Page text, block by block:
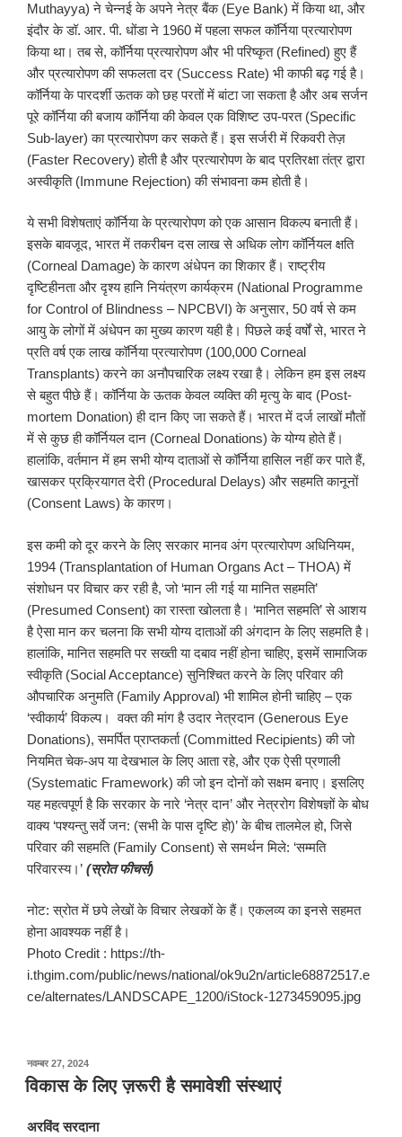
Muthayya) ने चेन्नई के अपने नेत्र बैंक (Eye Bank) में किया था, और
इंदौर के डॉ. आर. पी. धोंडा ने 1960 में पहला सफल कॉर्निया प्रत्यारोपण
किया था। तब से, कॉर्निया प्रत्यारोपण और भी परिष्कृत (Refined) हुए हैं
और प्रत्यारोपण की सफलता दर (Success Rate) भी काफी बढ़ गई है।
कॉर्निया के पारदर्शी ऊतक को छह परतों में बांटा जा सकता है और अब सर्जन
पूरे कॉर्निया की बजाय कॉर्निया की केवल एक विशिष्ट उप-परत (Specific
Sub-layer) का प्रत्यारोपण कर सकते हैं। इस सर्जरी में रिकवरी तेज़
(Faster Recovery) होती है और प्रत्यारोपण के बाद प्रतिरक्षा तंत्र द्वारा
अस्वीकृति (Immune Rejection) की संभावना कम होती है।
ये सभी विशेषताएं कॉर्निया के प्रत्यारोपण को एक आसान विकल्प बनाती हैं।
इसके बावजूद, भारत में तकरीबन दस लाख से अधिक लोग कॉर्नियल क्षति
(Corneal Damage) के कारण अंधेपन का शिकार हैं। राष्ट्रीय
दृष्टिहीनता और दृश्य हानि नियंत्रण कार्यक्रम (National Programme
for Control of Blindness – NPCBVI) के अनुसार, 50 वर्ष से कम
आयु के लोगों में अंधेपन का मुख्य कारण यही है। पिछले कई वर्षों से, भारत ने
प्रति वर्ष एक लाख कॉर्निया प्रत्यारोपण (100,000 Corneal
Transplants) करने का अनौपचारिक लक्ष्य रखा है। लेकिन हम इस लक्ष्य
से बहुत पीछे हैं। कॉर्निया के ऊतक केवल व्यक्ति की मृत्यु के बाद (Post-
mortem Donation) ही दान किए जा सकते हैं। भारत में दर्ज लाखों मौतों
में से कुछ ही कॉर्नियल दान (Corneal Donations) के योग्य होते हैं।
हालांकि, वर्तमान में हम सभी योग्य दाताओं से कॉर्निया हासिल नहीं कर पाते हैं,
खासकर प्रक्रियागत देरी (Procedural Delays) और सहमति कानूनों
(Consent Laws) के कारण।
इस कमी को दूर करने के लिए सरकार मानव अंग प्रत्यारोपण अधिनियम,
1994 (Transplantation of Human Organs Act – THOA) में
संशोधन पर विचार कर रही है, जो ‘मान ली गई या मानित सहमति’
(Presumed Consent) का रास्ता खोलता है। ‘मानित सहमति’ से आशय
है ऐसा मान कर चलना कि सभी योग्य दाताओं की अंगदान के लिए सहमति है।
हालांकि, मानित सहमति पर सख्ती या दबाव नहीं होना चाहिए, इसमें सामाजिक
स्वीकृति (Social Acceptance) सुनिश्चित करने के लिए परिवार की
औपचारिक अनुमति (Family Approval) भी शामिल होनी चाहिए – एक
‘स्वीकार्य’ विकल्प। वक्त की मांग है उदार नेत्रदान (Generous Eye
Donations), समर्पित प्राप्तकर्ता (Committed Recipients) की जो
नियमित चेक-अप या देखभाल के लिए आता रहे, और एक ऐसी प्रणाली
(Systematic Framework) की जो इन दोनों को सक्षम बनाए। इसलिए
यह महत्वपूर्ण है कि सरकार के नारे ‘नेत्र दान’ और नेत्ररोग विशेषज्ञों के बोध
वाक्य ‘पश्यन्तु सर्वे जन: (सभी के पास दृष्टि हो)’ के बीच तालमेल हो, जिसे
परिवार की सहमति (Family Consent) से समर्थन मिले: ‘सम्मति
परिवारस्य।’ (स्रोत फीचर्स)
नोट: स्रोत में छपे लेखों के विचार लेखकों के हैं। एकलव्य का इनसे सहमत
होना आवश्यक नहीं है।
Photo Credit : https://th-
i.thgim.com/public/news/national/ok9u2n/article68872517.e
ce/alternates/LANDSCAPE_1200/iStock-1273459095.jpg
नवम्बर 27, 2024पर
प्रकाशित
किया
विकास के लिए ज़रूरी है समावेशी संस्थाएं
अरविंद सरदाना